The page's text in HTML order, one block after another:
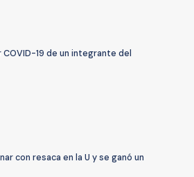
19 de un integrante del
con resaca en la U y se ganó un